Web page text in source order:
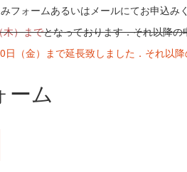
フォームあるいはメールにてお申込み
木）までとなっております．それ以降
日（金）まで延長致しました．それ以
ーム